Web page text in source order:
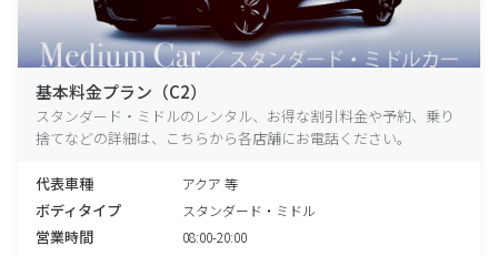
基本料金プラン（C2）
スタンダード・ミドルのレンタル、お得な割引料金や予約、乗り
捨てなどの詳細は、こちらから各店舗にお電話ください。
代表車種 アクア 等
ボディタイプ スタンダード・ミドル
営業時間 08:00-20:00